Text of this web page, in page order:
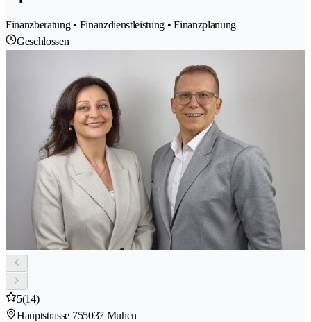
Finanzberatung • Finanzdienstleistung • Finanzplanung
Geschlossen
5(14)
Hauptstrasse 755037 Muhen